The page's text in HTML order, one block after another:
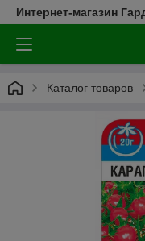
Интернет-магазин
Каталог товаров